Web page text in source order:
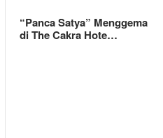
“Panca Satya” Menggema
di The Cakra Hote…